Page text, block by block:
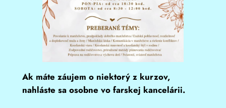
Ak máte záujem o niektorý z kurzov,
nahláste sa osobne vo farskej kancelárii.